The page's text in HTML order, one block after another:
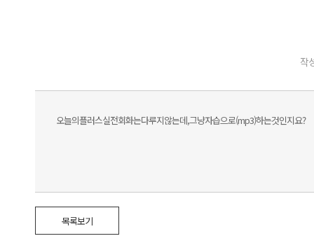
작
오늘의플러스실전회화는다루지않는데,그냥자습으로(mp3)하는것인지요?
목록보기